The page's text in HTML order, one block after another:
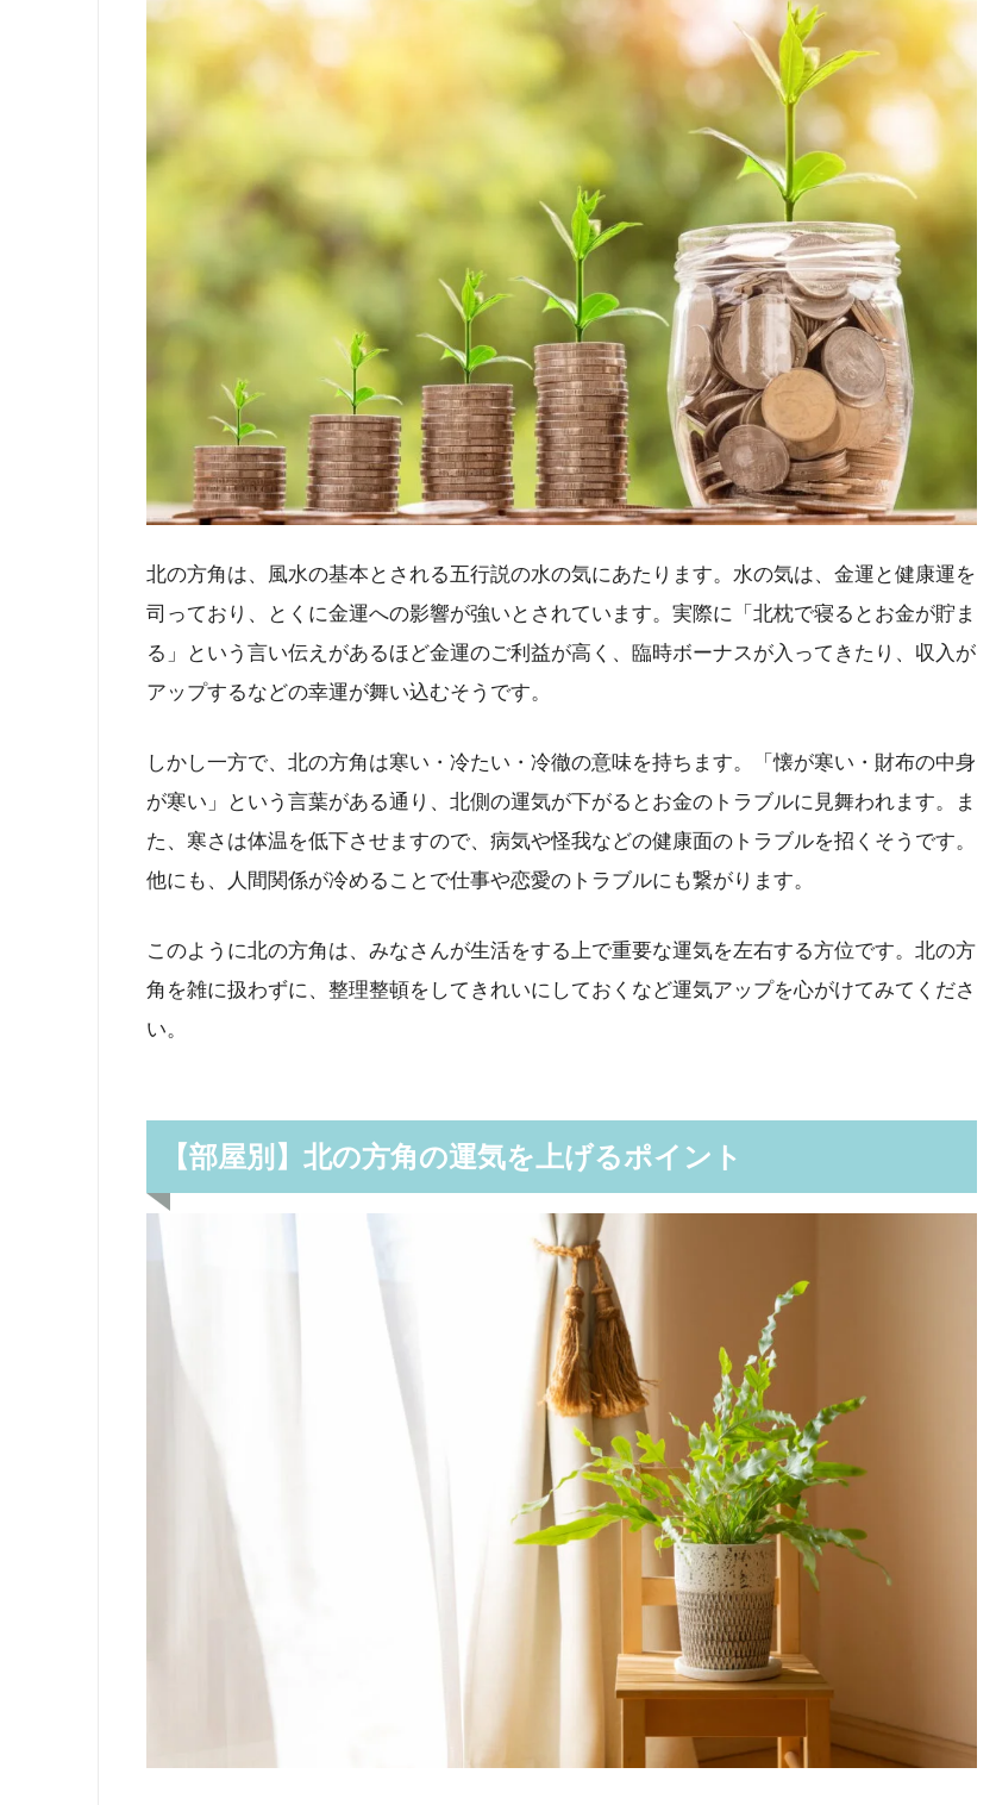
北の方角は、風水の基本とされる五行説の水の気にあたります。水の気は、金運と健康運を
司っており、とくに金運への影響が強いとされています。実際に「北枕で寝るとお金が貯ま
る」という言い伝えがあるほど金運のご利益が高く、臨時ボーナスが入ってきたり、収入が
アップするなどの幸運が舞い込むそうです。
しかし一方で、北の方角は寒い・冷たい・冷徹の意味を持ちます。「懐が寒い・財布の中身
が寒い」という言葉がある通り、北側の運気が下がるとお金のトラブルに見舞われます。ま
た、寒さは体温を低下させますので、病気や怪我などの健康面のトラブルを招くそうです。
他にも、人間関係が冷めることで仕事や恋愛のトラブルにも繋がります。
このように北の方角は、みなさんが生活をする上で重要な運気を左右する方位です。北の方
角を雑に扱わずに、整理整頓をしてきれいにしておくなど運気アップを心がけてみてくださ
い。
【部屋別】北の方角の運気を上げるポイント